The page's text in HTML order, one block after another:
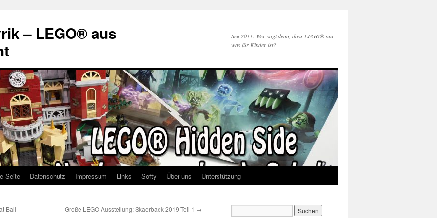
– LEGO® aus
Seit 2011: Wer sagt denn, dass LEGO® nur
was für Kinder ist?
Seite Datenschutz Impressum Links Softy Über uns Unterstützung
Ball
Große LEGO-Ausstellung: Skaerbaek 2019 Teil 1 →